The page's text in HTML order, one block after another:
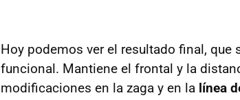
Hoy podemos ver el resultado final, que
funcional. Mantiene el frontal y la
modificaciones en la zaga y en la línea